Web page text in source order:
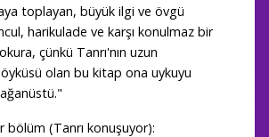
toplayan, büyük ilgi ve övgü
harikulade ve karşı konulmaz bir
çünkü Tanrı'nın uzun
olan bu kitap ona uykuyu
bölüm (Tanrı konuşuyor):